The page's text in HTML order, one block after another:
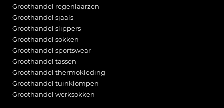
Groothandel regenlaarzen
Groothandel sjaals
Groothandel slippers
Groothandel sokken
Groothandel sportswear
Groothandel tassen
Groothandel thermokleding
Groothandel tuinklompen
Groothandel werksokken